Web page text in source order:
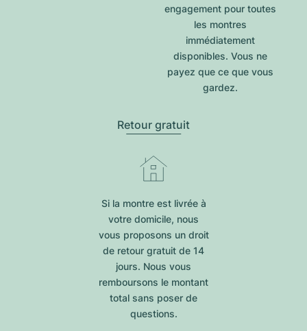
engagement pour toutes
les montres
immédiatement
disponibles. Vous ne
payez que ce que vous
gardez.
Retour gratuit
Si la montre est livrée à
votre domicile, nous
vous proposons un droit
de retour gratuit de 14
jours. Nous vous
remboursons le montant
total sans poser de
questions.